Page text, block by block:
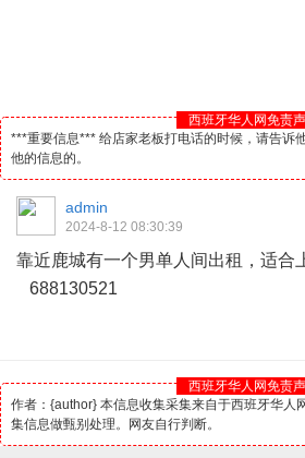
西班牙华人网免责
***重要信息*** 给店家老板打电话的时候，请告诉
他的信息的。
admin
2024-8-12 08:30:39
靠近鹿城有一个男单人间出租，适
688130521
西班牙华人网免责
作者：{author} 本信息收集采集来自于西班牙华人
集信息做甄别处理。网友自行判断。